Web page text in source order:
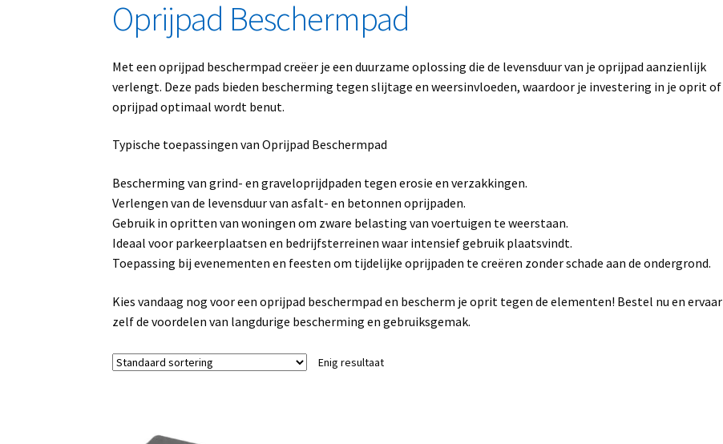
Oprijpad Beschermpad
Met een oprijpad beschermpad creëer je een duurzame oplossing die de levensduur van je oprijpad aanzienlijk
verlengt. Deze pads bieden bescherming tegen slijtage en weersinvloeden, waardoor je investering in je oprit of
oprijpad optimaal wordt benut.
Typische toepassingen van Oprijpad Beschermpad
Bescherming van grind- en graveloprijdpaden tegen erosie en verzakkingen.
Verlengen van de levensduur van asfalt- en betonnen oprijpaden.
Gebruik in opritten van woningen om zware belasting van voertuigen te weerstaan.
Ideaal voor parkeerplaatsen en bedrijfsterreinen waar intensief gebruik plaatsvindt.
Toepassing bij evenementen en feesten om tijdelijke oprijpaden te creëren zonder schade aan de ondergrond.
Kies vandaag nog voor een oprijpad beschermpad en bescherm je oprit tegen de elementen! Bestel nu en ervaar
zelf de voordelen van langdurige bescherming en gebruiksgemak.
Enig resultaat